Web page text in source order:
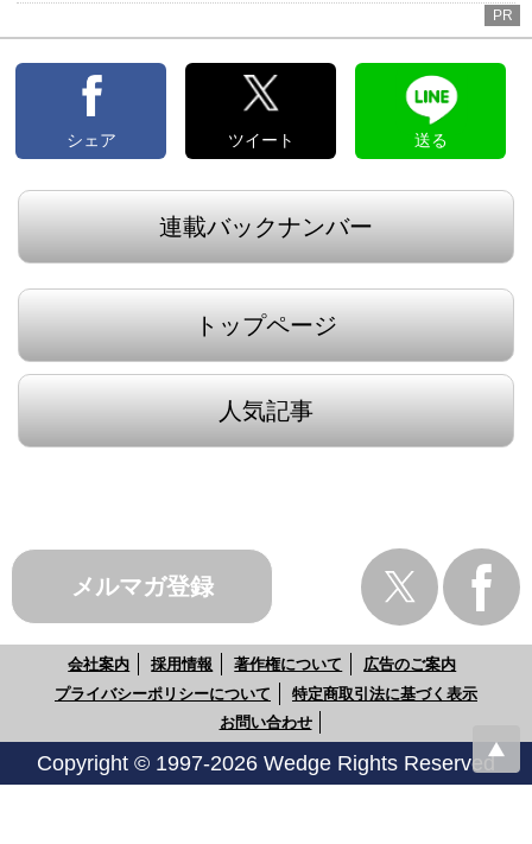
PR
シェア ツイート 送る
連載バックナンバー
トップページ
人気記事
メルマガ登録
会社案内 採用情報 著作権について
広告のご案内
プライバシーポリシーについて
特定商取引法に基づく表示
お問い合わせ
Copyright © 1997-2026 Wedge Rights Reserved